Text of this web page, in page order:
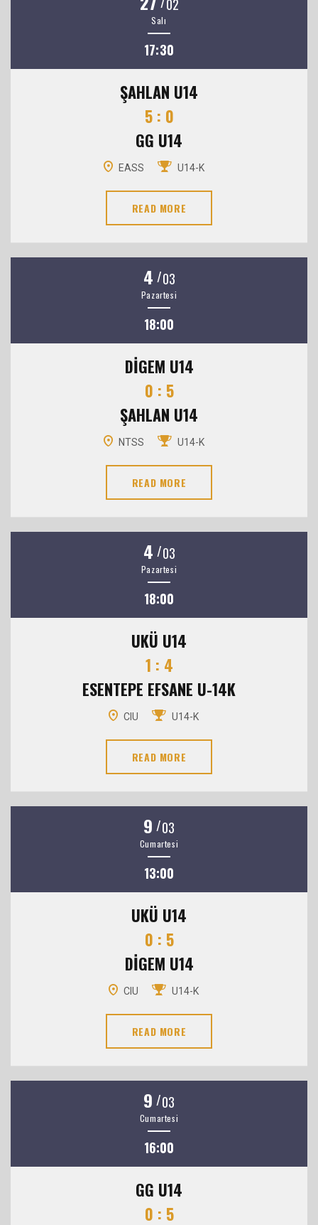
02
Salı
17:30
ŞAHLAN U14
5 : 0
GG U14
EASS U14-K
READ MORE
4 /03
Pazartesi
18:00
DİGEM U14
0 : 5
ŞAHLAN U14
NTSS U14-K
READ MORE
4 /03
Pazartesi
18:00
UKÜ U14
1 : 4
ESENTEPE EFSANE U-14K
CIU U14-K
READ MORE
9 /03
Cumartesi
13:00
UKÜ U14
0 : 5
DİGEM U14
CIU U14-K
READ MORE
9 /03
Cumartesi
16:00
GG U14
0 : 5